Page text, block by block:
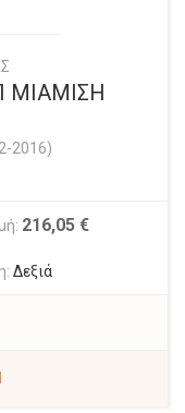
ΜΙΑΜΙΣΗ
2016)
216,05 €
Δεξιά